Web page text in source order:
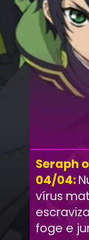
Seraph
04/04:
vírus
foge e